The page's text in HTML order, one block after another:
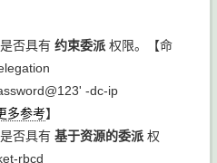
否具有 约束委派 权限。【命
-dc-ip
多参考】
否具有 基于资源的委派 权
rbcd